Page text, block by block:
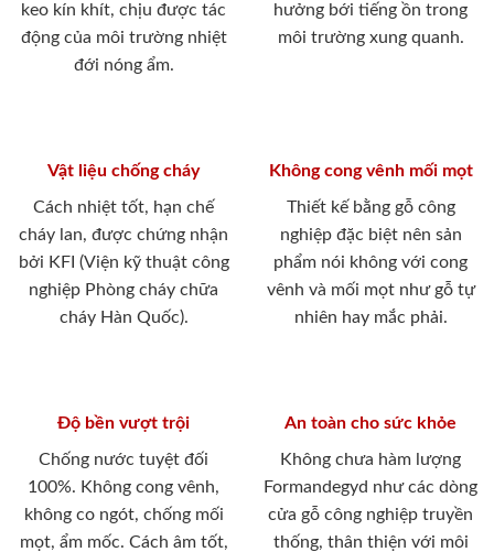
keo kín khít, chịu được tác
động của môi trường nhiệt
đới nóng ẩm.
hưởng bới tiếng ồn trong
môi trường xung quanh.
Vật liệu chống cháy
Cách nhiệt tốt, hạn chế
cháy lan, được chứng nhận
bởi KFI (Viện kỹ thuật công
nghiệp Phòng cháy chữa
cháy Hàn Quốc).
Không cong vênh mối mọt
Thiết kế bằng gỗ công
nghiệp đặc biệt nên sản
phẩm nói không với cong
vênh và mối mọt như gỗ tự
nhiên hay mắc phải.
Độ bền vượt trội
Chống nước tuyệt đối
100%. Không cong vênh,
không co ngót, chống mối
mọt, ẩm mốc. Cách âm tốt,
An toàn cho sức khỏe
Không chưa hàm lượng
Formandegyd như các dòng
cửa gỗ công nghiệp truyền
thống, thân thiện với môi